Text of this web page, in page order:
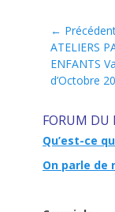
de
l’article
←
Article
précédent :
ATELIERS
ENFANTS
d’Octobre
FORUM DU
Qu’est-ce
On parle de